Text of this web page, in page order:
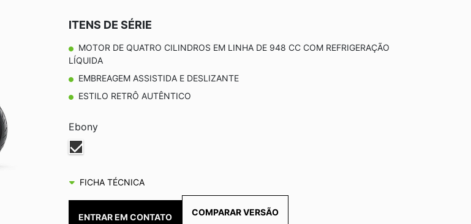
ITENS DE SÉRIE
MOTOR DE QUATRO CILINDROS EM LINHA DE 948 CC COM REFRIGERAÇÃO
LÍQUIDA
EMBREAGEM ASSISTIDA E DESLIZANTE
ESTILO RETRÔ AUTÊNTICO
Ebony
FICHA TÉCNICA
ENTRAR EM CONTATO COMPARAR VERSÃO